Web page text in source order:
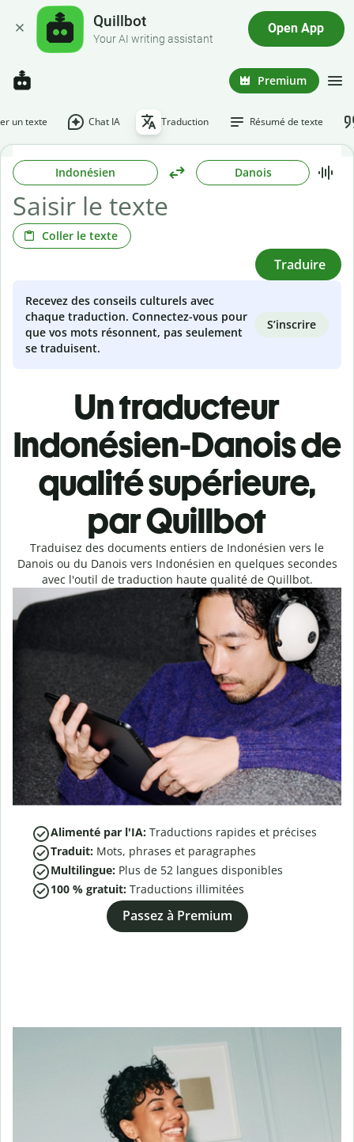
Quillbot
Your AI writing assistant
Open App
Premium
un texte Chat IA Traduction Résumé de texte
Indonésien Danois
Coller le texte
Traduire
Recevez des conseils culturels avec
chaque traduction. Connectez-vous pour
que vos mots résonnent, pas seulement
se traduisent.
S’inscrire
Un traducteur
Indonésien-Danois de
qualité supérieure,
par Quillbot
Traduisez des documents entiers de Indonésien vers le
Danois ou du Danois vers Indonésien en quelques secondes
avec l'outil de traduction haute qualité de Quillbot.
Alimenté par l'IA: Traductions rapides et précises
Traduit: Mots, phrases et paragraphes
Multilingue: Plus de 52 langues disponibles
100 % gratuit: Traductions illimitées
Passez à Premium